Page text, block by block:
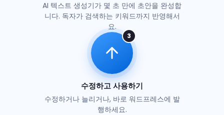
AI 텍스트 생성기가 몇 초 만에 초안을 완성합
니다. 독자가 검색하는 키워드까지 반영해서
요.
3
수정하고 사용하기
수정하거나 늘리거나, 바로 워드프레스에 발
행하세요.